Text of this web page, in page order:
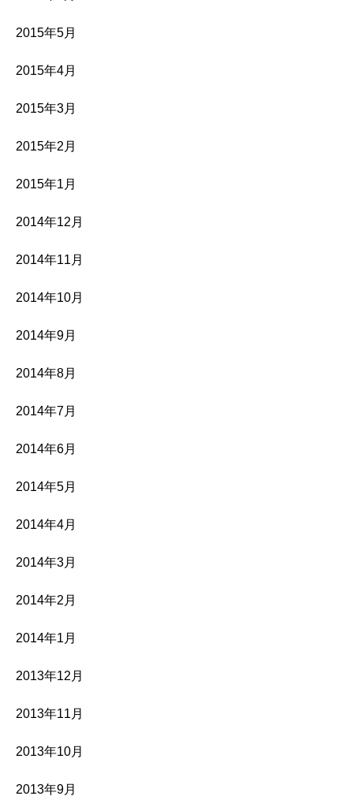
2015年5月
2015年4月
2015年3月
2015年2月
2015年1月
2014年12月
2014年11月
2014年10月
2014年9月
2014年8月
2014年7月
2014年6月
2014年5月
2014年4月
2014年3月
2014年2月
2014年1月
2013年12月
2013年11月
2013年10月
2013年9月